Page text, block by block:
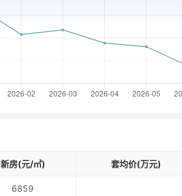
新房(元/㎡) 套均价(万元)
6859